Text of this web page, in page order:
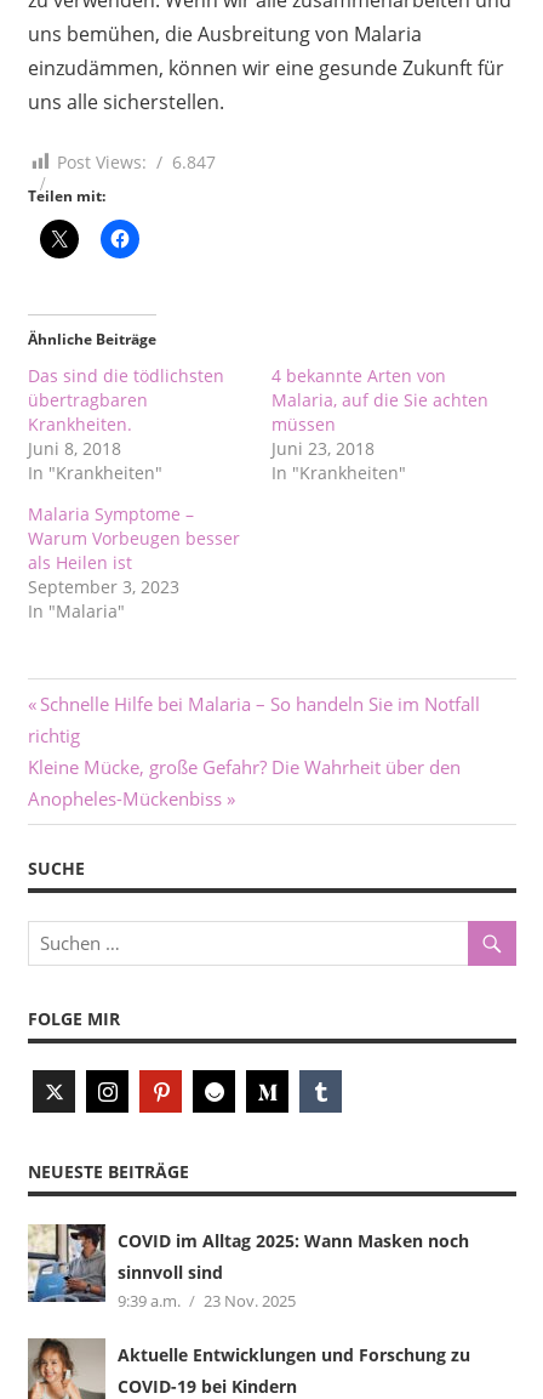
uns bemühen, die Ausbreitung von Malaria
einzudämmen, können wir eine gesunde Zukunft für
uns alle sicherstellen.
Post Views: 6.847
Teilen mit:
Ähnliche Beiträge
Das sind die tödlichsten
übertragbaren
Krankheiten.
Juni 8, 2018
In "Krankheiten"
4 bekannte Arten von
Malaria, auf die Sie achten
müssen
Juni 23, 2018
In "Krankheiten"
Malaria Symptome –
Warum Vorbeugen besser
als Heilen ist
September 3, 2023
In "Malaria"
Beitragsnavigation
Vorheriger
Beitrag:
Schnelle Hilfe bei Malaria – So handeln Sie im Notfall
richtig
Nächster
Beitrag:
Kleine Mücke, große Gefahr? Die Wahrheit über den
Anopheles-Mückenbiss
SUCHE
FOLGE MIR
NEUESTE BEITRÄGE
COVID im Alltag 2025: Wann Masken noch
sinnvoll sind
9:39 a.m. 23 Nov. 2025
Aktuelle Entwicklungen und Forschung zu
COVID-19 bei Kindern